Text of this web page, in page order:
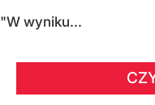
"W wyniku...